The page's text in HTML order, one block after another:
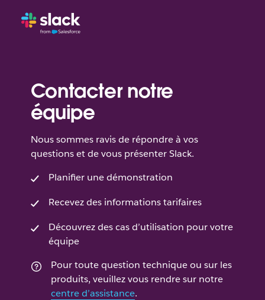
Contacter notre
équipe
Nous sommes ravis de répondre à vos
questions et de vous présenter Slack.
Planifier une démonstration
Recevez des informations tarifaires
Découvrez des cas d’utilisation pour votre
équipe
Pour toute question technique ou sur les
produits, veuillez vous rendre sur notre
centre d’assistance.